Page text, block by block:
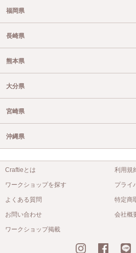
福岡県
長崎県
熊本県
大分県
宮崎県
沖縄県
Craftieとは
ワークショップを探す
よくある質問
お問い合わせ
ワークショップ掲載
利用規
プライ
特定商
会社概